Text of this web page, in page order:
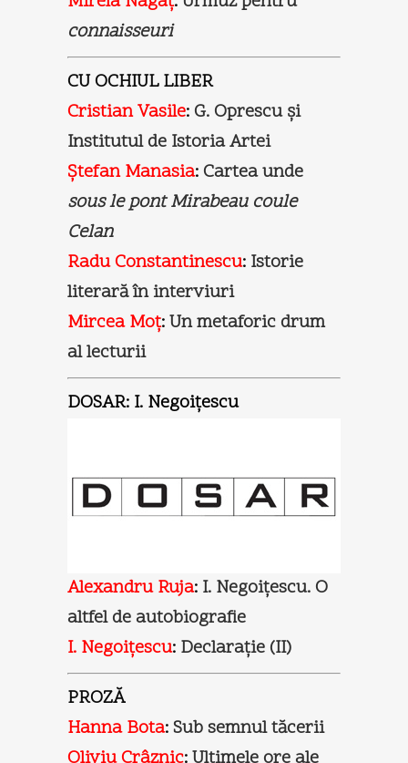
connaisseuri
CU OCHIUL LIBER
Cristian Vasile: G. Oprescu şi
Institutul de Istoria Artei
Ştefan Manasia: Cartea unde
sous le pont Mirabeau coule
Celan
Radu Constantinescu: Istorie
literară în interviuri
Mircea Moţ:Un metaforic drum
al lecturii
DOSAR: I. Negoiţescu
Alexandru Ruja: I. Negoiţescu. O
altfel de autobiografie
I. Negoiţescu: Declaraţie (II)
PROZĂ
Hanna Bota:Sub semnul tăcerii